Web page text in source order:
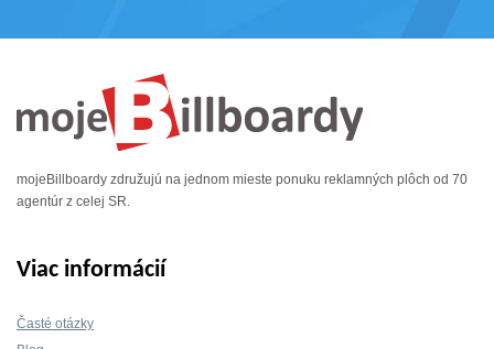
mojeBillboardy združujú na jednom mieste ponuku reklamných plôch od 70
agentúr z celej SR.
Viac informácií
Časté otázky